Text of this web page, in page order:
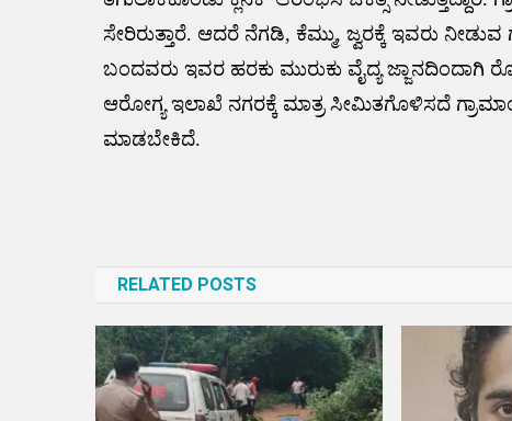
ಸೇರಿರುತ್ತಾರೆ. ಆದರೆ ನೆಗಡಿ, ಕೆಮ್ಮು, ಜ್ವರಕ್ಕೆ ಇವರು
ಬಂದವರು ಇವರ ಹರಕು ಮುರುಕು ವೈದ್ಯ
ಆರೋಗ್ಯ ಇಲಾಖೆ ನಗರಕ್ಕೆ ಮಾತ್ರ ಸೀಮಿತಗೊಳಿಸದೆ
ಮಾಡಬೇಕಿದೆ.
RELATED POSTS